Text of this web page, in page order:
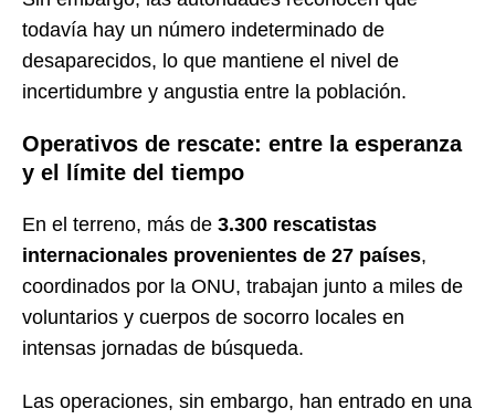
todavía hay un número indeterminado de
desaparecidos, lo que mantiene el nivel de
incertidumbre y angustia entre la población.
Operativos de rescate: entre la esperanza
y el límite del tiempo
En el terreno, más de 3.300 rescatistas
internacionales provenientes de 27 países,
coordinados por la ONU, trabajan junto a miles de
voluntarios y cuerpos de socorro locales en
intensas jornadas de búsqueda.
Las operaciones, sin embargo, han entrado en una